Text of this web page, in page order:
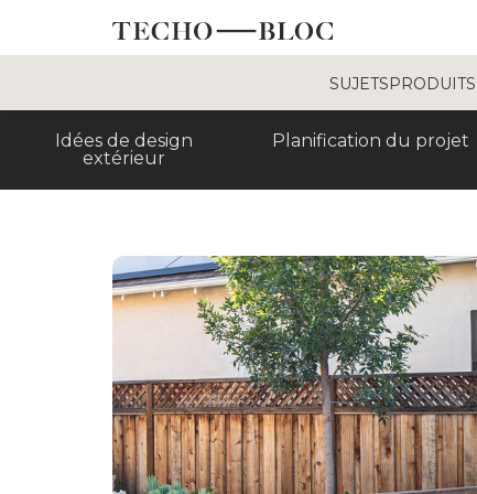
SUJETSPRODUITS
Idées de design
extérieur
Planification du projet